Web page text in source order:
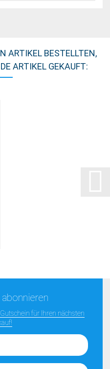
ARTIKEL BESTELLTEN,
ARTIKEL GEKAUFT:
für Ihren nächsten